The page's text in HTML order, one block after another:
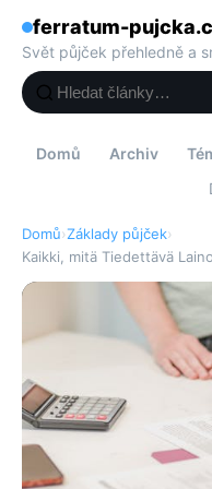
ferratum-
Svět půjček přehledně a
Domů Archiv
Domů›Základy půjček›
Kaikki, mitä Tiedettävä